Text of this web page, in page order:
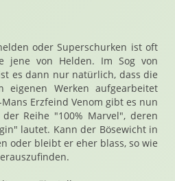
oder Superschurken ist oft
jene von Helden. Im Sog von
es dann nur natürlich, dass die
eigenen Werken aufgearbeitet
Erzfeind Venom gibt es nun
Reihe "100% Marvel", deren
lautet. Kann der Bösewicht in
oder bleibt er eher blass, so wie